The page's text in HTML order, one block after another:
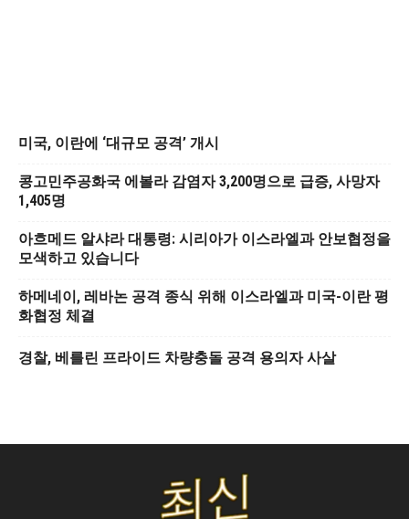
미국, 이란에 ‘대규모 공격’ 개시
콩고민주공화국 에볼라 감염자 3,200명으로 급증, 사망자
1,405명
아흐메드 알샤라 대통령: 시리아가 이스라엘과 안보협정을
모색하고 있습니다
하메네이, 레바논 공격 종식 위해 이스라엘과 미국-이란 평
화협정 체결
경찰, 베를린 프라이드 차량충돌 공격 용의자 사살